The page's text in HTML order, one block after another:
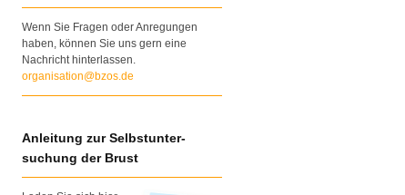
Wenn Sie Fragen oder Anregungen
haben, können Sie uns gern eine
Nachricht hinterlassen.
organisation@bzos.de
Anleitung zur Selbstunter-
suchung der Brust